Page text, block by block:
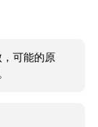
可能的原